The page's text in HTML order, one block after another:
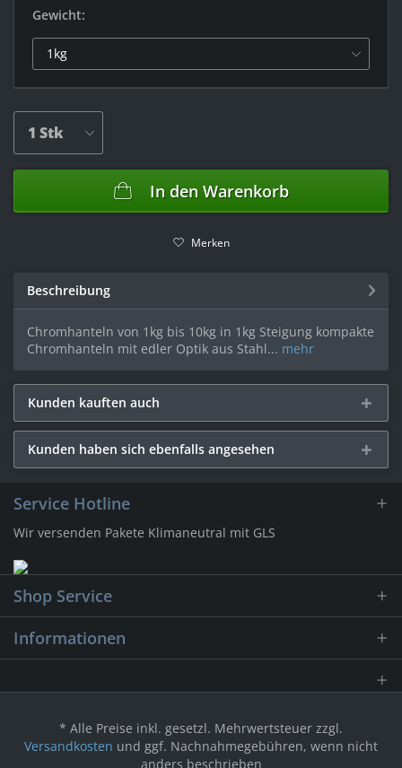
Gewicht:
In den Warenkorb
Merken
Beschreibung
Chromhanteln von 1kg bis 10kg in 1kg Steigung kompakte
Chromhanteln mit edler Optik aus Stahl... mehr
Kunden kauften auch
Kunden haben sich ebenfalls angesehen
Service Hotline
Wir versenden Pakete Klimaneutral mit GLS
Shop Service
Informationen
* Alle Preise inkl. gesetzl. Mehrwertsteuer zzgl.
Versandkosten und ggf. Nachnahmegebühren, wenn nicht
anders beschrieben